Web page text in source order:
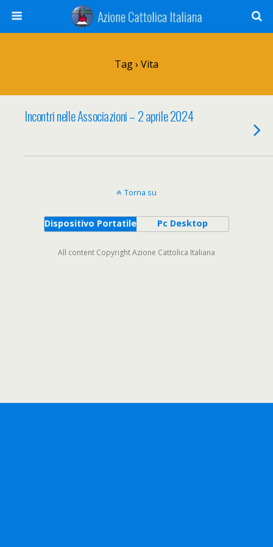
Tag › Vita
Incontri nelle Associazioni – 2 aprile 2024
Torna su
Dispositivo Portatile Pc Desktop
All content Copyright Azione Cattolica Italiana